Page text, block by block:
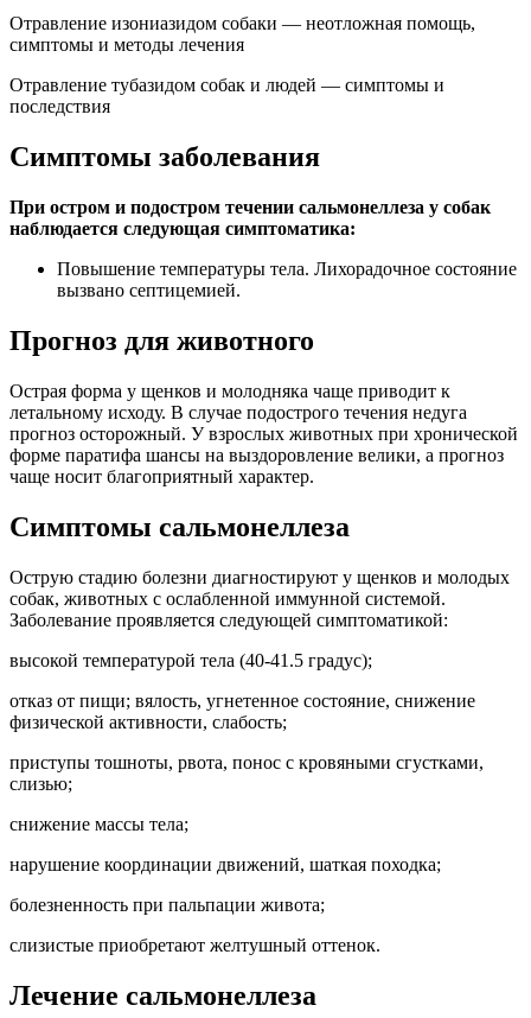
Отравление изониазидом собаки — неотложная помощь,
симптомы и методы лечения
Отравление тубазидом собак и людей — симптомы и
последствия
Симптомы заболевания
При остром и подостром течении сальмонеллеза у собак
наблюдается следующая симптоматика:
Повышение температуры тела. Лихорадочное состояние
вызвано септицемией.
Прогноз для животного
Острая форма у щенков и молодняка чаще приводит к
летальному исходу. В случае подострого течения недуга
прогноз осторожный. У взрослых животных при хронической
форме паратифа шансы на выздоровление велики, а прогноз
чаще носит благоприятный характер.
Симптомы сальмонеллеза
Острую стадию болезни диагностируют у щенков и молодых
собак, животных с ослабленной иммунной системой.
Заболевание проявляется следующей симптоматикой:
высокой температурой тела (40-41.5 градус);
отказ от пищи; вялость, угнетенное состояние, снижение
физической активности, слабость;
приступы тошноты, рвота, понос с кровяными сгустками,
слизью;
снижение массы тела;
нарушение координации движений, шаткая походка;
болезненность при пальпации живота;
слизистые приобретают желтушный оттенок.
Лечение сальмонеллеза